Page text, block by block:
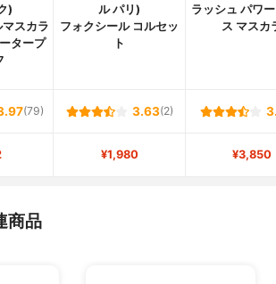
)
スカラ
タープ
ル パリ)
フォクシール コルセッ
ト
ラッシュ パワ
ス マスカ
(79) 3.63(2)
¥1,980 ¥3,850
商品